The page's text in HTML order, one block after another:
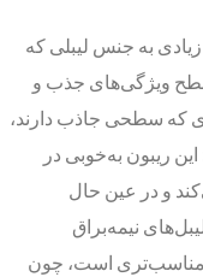
زیادی به جنس لیبلی که
سطح ویژگی‌های جذب و
که سطحی جاذب دارند،
ریبون به‌خوبی در
و در عین حال
نیمه‌براق
مناسب‌تری است، چون